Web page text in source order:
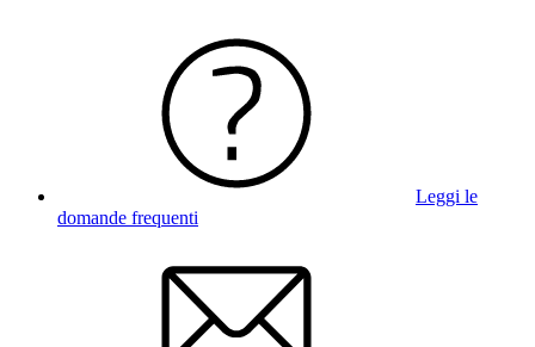
Leggi le
domande frequenti